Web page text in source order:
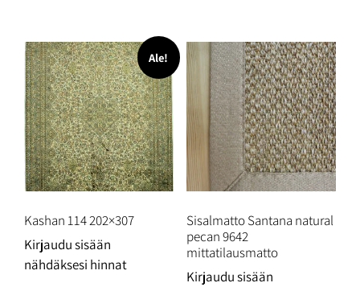
Ale!
Kashan 114 202×307
Kirjaudu sisään
nähdäksesi hinnat
Sisalmatto Santana natural
pecan 9642
mittatilausmatto
Kirjaudu sisään